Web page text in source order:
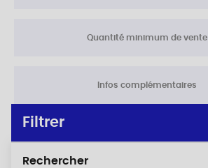
Quantité minimum de vente
Infos complémentaires
Filtrer
Rechercher